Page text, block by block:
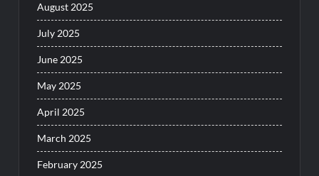
August 2025
July 2025
June 2025
May 2025
April 2025
March 2025
February 2025